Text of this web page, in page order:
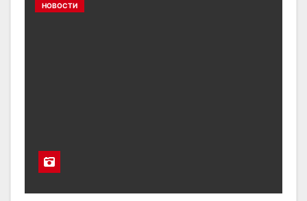
НОВОСТИ